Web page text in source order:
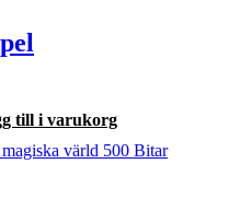
till i varukorg